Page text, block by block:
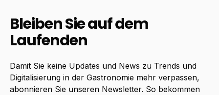
Bleiben Sie auf dem
Laufenden
Damit Sie keine Updates und News zu Trends und
Digitalisierung in der Gastronomie mehr verpassen,
abonnieren Sie unseren Newsletter. So bekommen